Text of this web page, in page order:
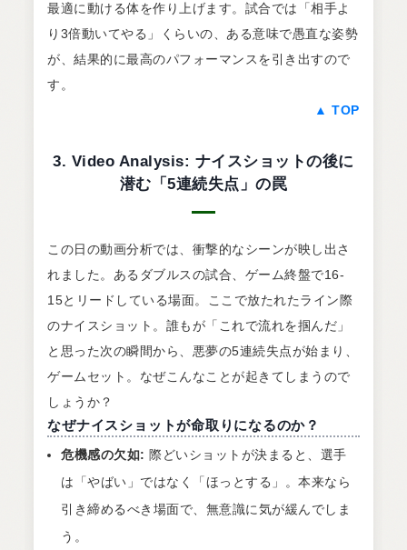
最適に動ける体を作り上げます。試合では「相手よ
り3倍動いてやる」くらいの、ある意味で愚直な姿勢
が、結果的に最高のパフォーマンスを引き出すので
す。
▲ TOP
3. Video Analysis: ナイスショットの後に
潜む「5連続失点」の罠
この日の動画分析では、衝撃的なシーンが映し出さ
れました。あるダブルスの試合、ゲーム終盤で16-
15とリードしている場面。ここで放たれたライン際
のナイスショット。誰もが「これで流れを掴んだ」
と思った次の瞬間から、悪夢の5連続失点が始まり、
ゲームセット。なぜこんなことが起きてしまうので
しょうか？
なぜナイスショットが命取りになるのか？
危機感の欠如: 際どいショットが決まると、選手
は「やばい」ではなく「ほっとする」。本来なら
引き締めるべき場面で、無意識に気が緩んでしま
う。